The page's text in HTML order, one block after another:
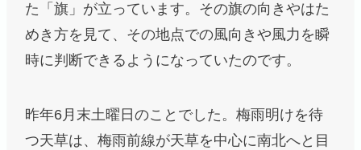
た「旗」が立っています。その旗の向きやはた
めき方を見て、その地点での風向きや風力を瞬
時に判断できるようになっていたのです。
昨年6月末土曜日のことでした。梅雨明けを待
つ天草は、梅雨前線が天草を中心に南北へと目